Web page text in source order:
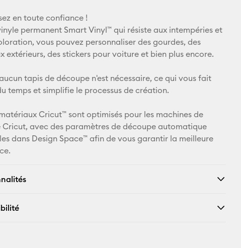
Pinterest
Facebook
X
en toute confiance !
permanent Smart Vinyl™ qui résiste aux intempéries et
vous pouvez personnaliser des gourdes, des
extérieurs, des stickers pour voiture et bien plus encore.
tapis de découpe n'est nécessaire, ce qui vous fait
temps et simplifie le processus de création.
Cricut™ sont optimisés pour les machines de
Cricut, avec des paramètres de découpe automatique
dans Design Space™ afin de vous garantir la meilleure